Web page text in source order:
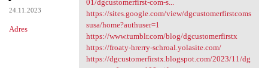
24.11.2023
Adres
01/dgcustomerfirst-com-s...
https://sites.google.com/view/dgcustomerfirstcoms
susa/home?authuser=1
https://www.tumblr.com/blog/dgcustomerfirstx
https://froaty-hrerry-schroal.yolasite.com/
https://dgcustomerfirstx.blogspot.com/2023/11/dg